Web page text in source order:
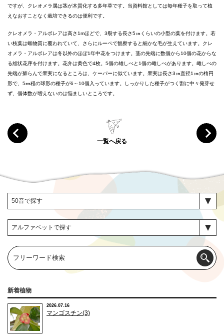
ですが、クレオメラ属は茎が木質化する多年草です。当資料館としては毎年種子を取って植
えなおすことなく栽培できるのは便利です。
クレオメラ・アルボレアは高さ1mほどで、3裂する長さ5㎝くらいの小型の葉を付けます。若
い枝葉は蝋物質に覆われていて、さらにルーペで観察すると細かな毛が生えています。クレ
オメラ・アルボレアは冬以外のほぼ1年中花をつけます。茎の先端に数個から10個の花からな
る総状花序を付けます。花弁は黄色で4枚。5個の雄しべと1個の雌しべがあります。雌しべの
先端が膨らんで果実になるところは、ケーパーに似ています。果実は長さ3㎝直径1㎝の楕円
形で、5㎜程の球形の種子が6～10個入っています。しっかりした種子がつく割に中々発芽せ
ず、個体数が増えないのは悩ましいところです。
一覧へ戻る
新着植物
2026.07.16
マンゴスチン(3)